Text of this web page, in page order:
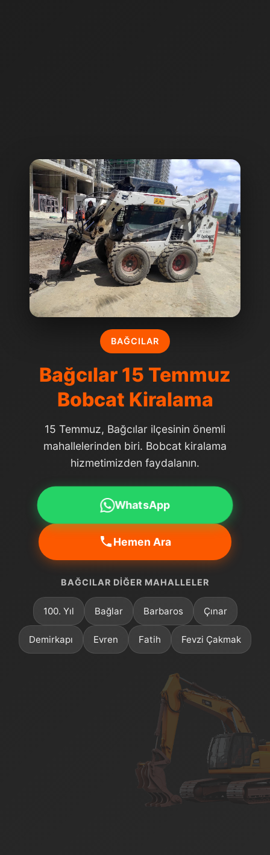
BAĞCILAR
Bağcılar 15 Temmuz
Bobcat Kiralama
15 Temmuz, Bağcılar ilçesinin önemli
mahallelerinden biri. Bobcat kiralama
hizmetimizden faydalanın.
WhatsApp
Hemen Ara
BAĞCILAR DIĞER MAHALLELER
100. Yıl Bağlar Barbaros Çınar
Demirkapı Evren Fatih Fevzi Çakmak